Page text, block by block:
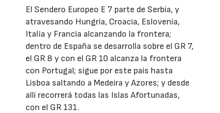
El Sendero Europeo E 7 parte de Serbia, y
atravesando Hungría, Croacia, Eslovenia,
Italia y Francia alcanzando la frontera;
dentro de España se desarrolla sobre el GR 7,
el GR 8 y con el GR 10 alcanza la frontera
con Portugal; sigue por este país hasta
Lisboa saltando a Medeira y Azores; y desde
allí recorrerá todas las Islas Afortunadas,
con el GR 131.